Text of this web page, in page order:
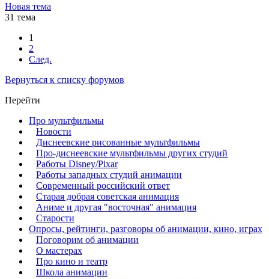
Новая тема
31 тема
1
2
След.
Вернуться к списку форумов
Перейти
Про мультфильмы
Новости
Диснеевские рисованные мультфильмы
Про-диснеевские мультфильмы других студий
Работы Disney/Pixar
Работы западных студий анимации
Современный российский ответ
Старая добрая советская анимация
Аниме и другая "восточная" анимация
Старости
Опросы, рейтинги, разговоры об анимации, кино, играх
Поговорим об анимации
О мастерах
Про кино и театр
Школа анимации